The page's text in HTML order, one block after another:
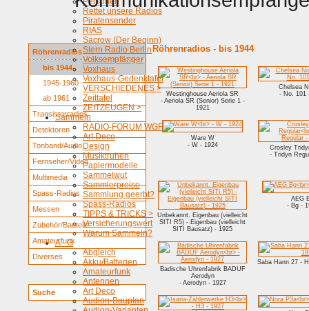
Rettet unsere Radios
Piratensender
RIAS
Sacrow (Der Beginn)
Stern Radio Berlin
Volksempfänger
Voxhaus
Voxhaus-Gedenktafel
VERSCHIEDENES >
Zeittafel
ZEITZEUGEN >
Sammeln
RADIO-FORUM WGF
Art Deco
Design
Musiktruhen
Papiermodelle
Sammelwut
Sammlerpreise
Sammlung geerbt?
Spass-Radios
TIPPS & TRICKS >
Versicherungswert
Warum Sammeln?
A - G
Abgleich
Akku/Batterien
Amateurfunk
Antennen
Art Deco
Audion-Bauplan
Röhrenradios
bis 1944
1945-1960
ab 1961
Transistorradios
Detektoren
Tonband/Audio
Fernseher/Video
Multimedia
Spass-Radios
Messen
Zubehör/Bauteile
Amateurfunk
Diverses
Suche
Röhrenradios - bis 1944
Westinghouse Aeriola SR
- Aeriola SR (Senior) Serie 1 -
1921
Chelsea
- No. 101
Ware W
- W - 1924
Crosley
- Tridyn
Unbekannt. Eigenbau (vielleicht
SITI R5) - Eigenbau (vielleicht
SITI Bausatz) - 1925
AEG
- Bg -
Badische Uhrenfabrik BADUF
Aerodyn
- Aerodyn - 1927
Saba Hann 27 -